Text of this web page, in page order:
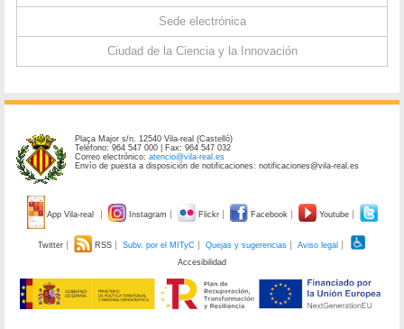
Sede electrónica
Ciudad de la Ciencia y la Innovación
Plaça Major s/n. 12540 Vila-real (Castelló)
Teléfono: 964 547 000 | Fax: 964 547 032
Correo electrónico:atencio@vila-real.es
Envío de puesta a disposición de notificaciones: notificaciones@vila-real.es
App Vila-real Instagram Flickr Facebook Youtube
Twitter RSS Subv. por el MITyC Quejas y sugerencias
Aviso legal
Accesibilidad